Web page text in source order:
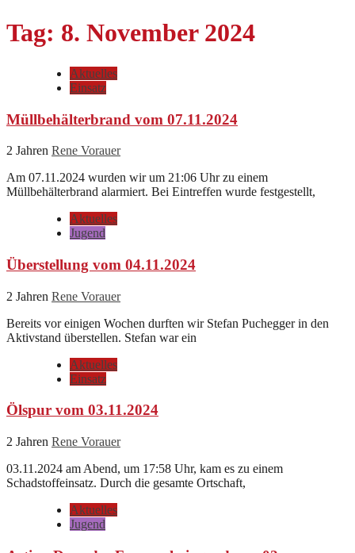
Tag: 8. November 2024
Aktuelles
Einsatz
Müllbehälterbrand vom 07.11.2024
2 Jahren Rene Vorauer
Am 07.11.2024 wurden wir um 21:06 Uhr zu einem
Müllbehälterbrand alarmiert. Bei Eintreffen wurde festgestellt,
Aktuelles
Jugend
Überstellung vom 04.11.2024
2 Jahren Rene Vorauer
Bereits vor einigen Wochen durften wir Stefan Puchegger in den
Aktivstand überstellen. Stefan war ein
Aktuelles
Einsatz
Ölspur vom 03.11.2024
2 Jahren Rene Vorauer
03.11.2024 am Abend, um 17:58 Uhr, kam es zu einem
Schadstoffeinsatz. Durch die gesamte Ortschaft,
Aktuelles
Jugend